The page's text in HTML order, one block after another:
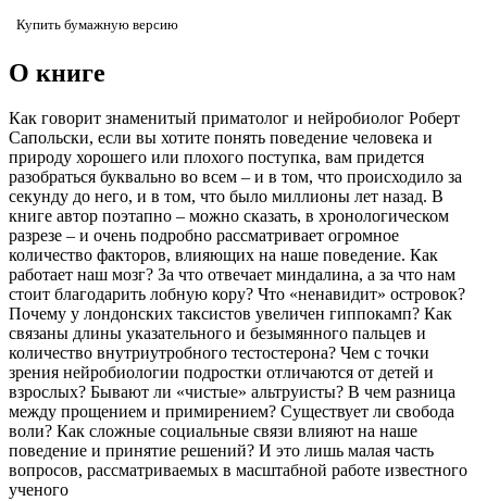
Купить бумажную версию
О книге
Как говорит знаменитый приматолог и нейробиолог Роберт
Сапольски, если вы хотите понять поведение человека и
природу хорошего или плохого поступка, вам придется
разобраться буквально во всем – и в том, что происходило за
секунду до него, и в том, что было миллионы лет назад. В
книге автор поэтапно – можно сказать, в хронологическом
разрезе – и очень подробно рассматривает огромное
количество факторов, влияющих на наше поведение. Как
работает наш мозг? За что отвечает миндалина, а за что нам
стоит благодарить лобную кору? Что «ненавидит» островок?
Почему у лондонских таксистов увеличен гиппокамп? Как
связаны длины указательного и безымянного пальцев и
количество внутриутробного тестостерона? Чем с точки
зрения нейробиологии подростки отличаются от детей и
взрослых? Бывают ли «чистые» альтруисты? В чем разница
между прощением и примирением? Существует ли свобода
воли? Как сложные социальные связи влияют на наше
поведение и принятие решений? И это лишь малая часть
вопросов, рассматриваемых в масштабной работе известного
ученого